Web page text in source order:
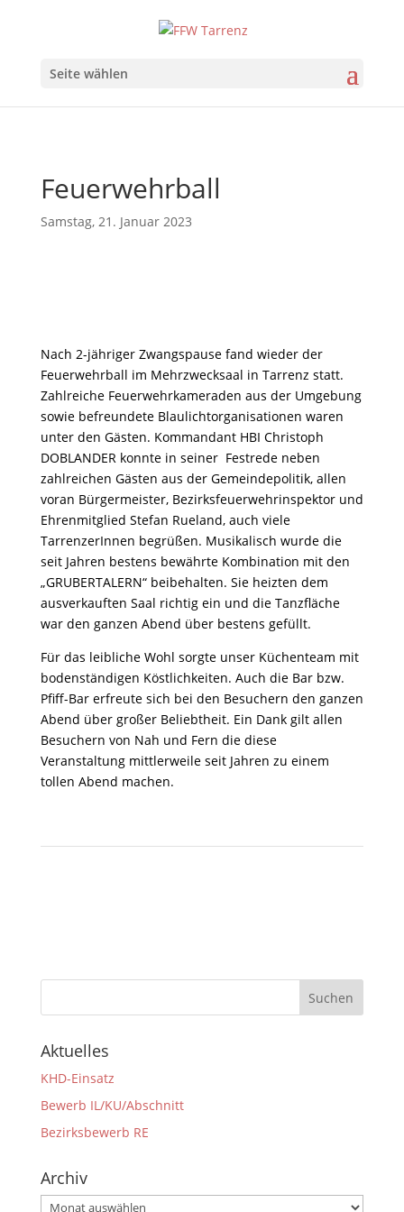
Seite wählen
Feuerwehrball
Samstag, 21. Januar 2023
Nach 2-jähriger Zwangspause fand wieder der
Feuerwehrball im Mehrzwecksaal in Tarrenz statt.
Zahlreiche Feuerwehrkameraden aus der Umgebung
sowie befreundete Blaulichtorganisationen waren
unter den Gästen. Kommandant HBI Christoph
DOBLANDER konnte in seiner Festrede neben
zahlreichen Gästen aus der Gemeindepolitik, allen
voran Bürgermeister, Bezirksfeuerwehrinspektor und
Ehrenmitglied Stefan Rueland, auch viele
TarrenzerInnen begrüßen. Musikalisch wurde die
seit Jahren bestens bewährte Kombination mit den
„GRUBERTALERN“ beibehalten. Sie heizten dem
ausverkauften Saal richtig ein und die Tanzfläche
war den ganzen Abend über bestens gefüllt.
Für das leibliche Wohl sorgte unser Küchenteam mit
bodenständigen Köstlichkeiten. Auch die Bar bzw.
Pfiff-Bar erfreute sich bei den Besuchern den ganzen
Abend über großer Beliebtheit. Ein Dank gilt allen
Besuchern von Nah und Fern die diese
Veranstaltung mittlerweile seit Jahren zu einem
tollen Abend machen.
Aktuelles
KHD-Einsatz
Bewerb IL/KU/Abschnitt
Bezirksbewerb RE
Archiv
Archiv